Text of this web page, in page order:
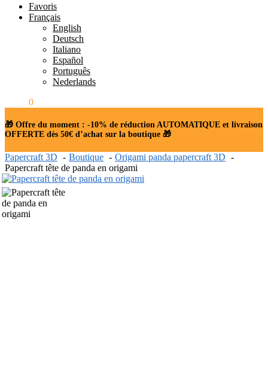
Favoris
Français
English
Deutsch
Italiano
Español
Português
Nederlands
0
🎁 Offre du moment : -10% de réduction AUTOMATIQUE et livraison
OFFERTE dès 50€ d’achat sur la boutique 🎁
Papercraft 3D Boutique
Origami panda papercraft 3D
Papercraft tête de panda en origami